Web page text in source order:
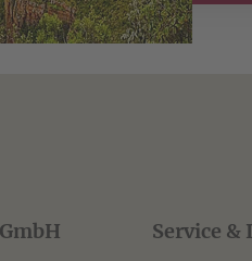
Service &